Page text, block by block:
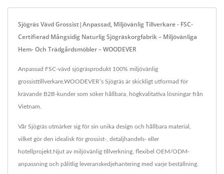
Sjögräs Vävd Grossist|Anpassad, Miljövänlig Tillverkare - FSC-
Certifierad Mångsidig Naturlig Sjögräskorgfabrik – Miljövänliga
Hem- Och Trädgårdsmöbler – WOODEVER
Anpassad FSC-vävd sjögräsprodukt 100% miljövänlig
grossisttillverkare.WOODEVER’s Sjögräs är skickligt utformad för
krävande B2B-kunder som söker hållbara, högkvalitativa lösningar från
Vietnam.
Vår Sjögräs utmärker sig för sin unika design och hållbara material,
vilket gör den idealisk för grossist-, detaljhandels- eller
hotellprojekt.Njut av miljövänlig tillverkning, flexibel OEM/ODM-
anpassning och pålitlig leveranskedjehantering med varje beställning.